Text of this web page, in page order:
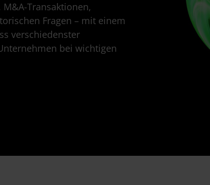
Transaktionen,
Fragen – mit einem
verschiedenster
bei wichtigen